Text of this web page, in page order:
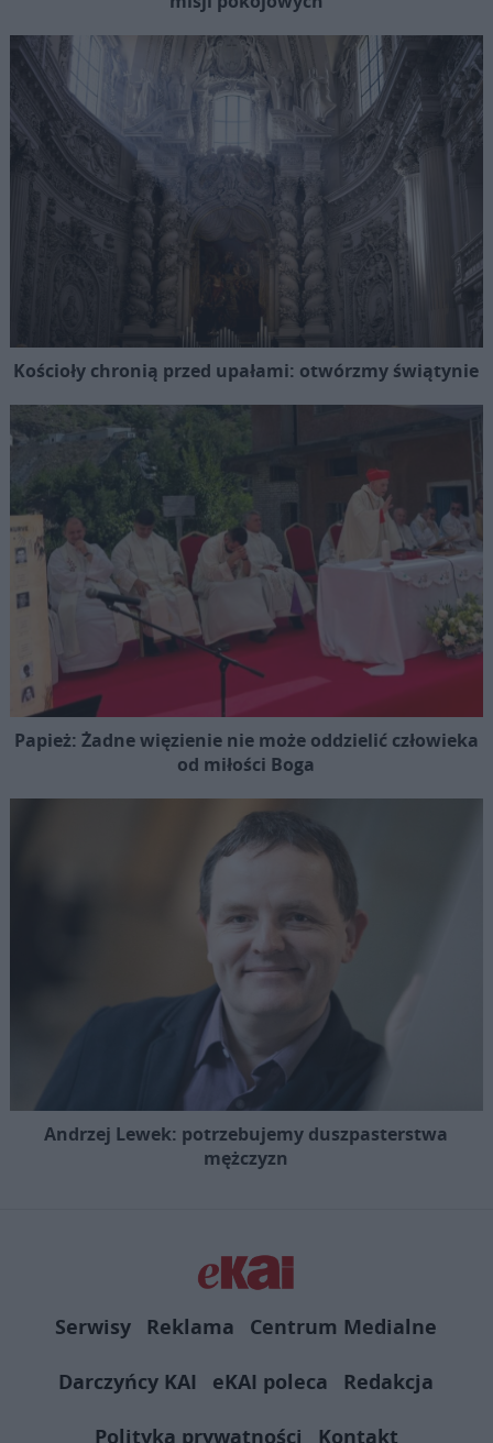
Kościoły chronią przed upałami: otwórzmy świątynie
Papież: Żadne więzienie nie może oddzielić człowieka
od miłości Boga
Andrzej Lewek: potrzebujemy duszpasterstwa
mężczyzn
Serwisy Reklama
Centrum Medialne
Darczyńcy KAI
eKAI poleca
Redakcja
Polityka prywatności
Kontakt